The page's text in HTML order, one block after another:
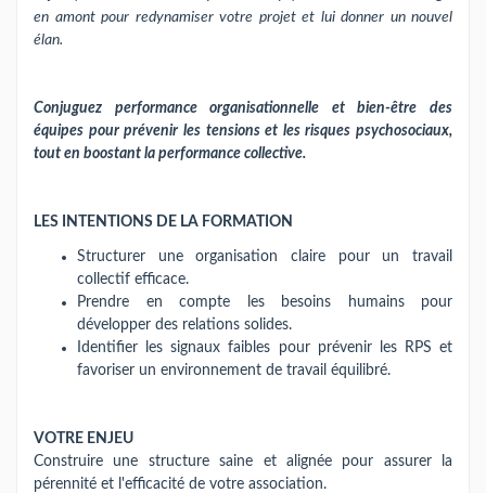
en amont pour redynamiser votre projet et lui donner un nouvel
élan.
Conjuguez performance organisationnelle et bien-être des
équipes pour prévenir les tensions et les risques psychosociaux,
tout en boostant la performance collective.
LES INTENTIONS DE LA FORMATION
Structurer une organisation claire pour un travail
collectif efficace.
Prendre en compte les besoins humains pour
développer des relations solides.
Identifier les signaux faibles pour prévenir les RPS et
favoriser un environnement de travail équilibré.
VOTRE ENJEU
Construire une structure saine et alignée pour assurer la
pérennité et l'efficacité de votre association.